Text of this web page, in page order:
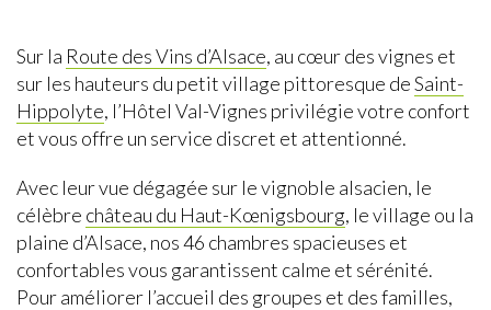
Sur la Route des Vins d’Alsace, au cœur des vignes et
sur les hauteurs du petit village pittoresque deSaint-
Hippolyte, l’Hôtel Val-Vignes privilégie votre confort
et vous offre un service discret et attentionné.
Avec leur vue dégagée sur le vignoble alsacien, le
célèbre château du Haut-Kœnigsbourg, le village ou la
plaine d’Alsace, nos 46 chambres spacieuses et
confortables vous garantissent calme et sérénité.
Pour améliorer l’accueil des groupes et des familles,